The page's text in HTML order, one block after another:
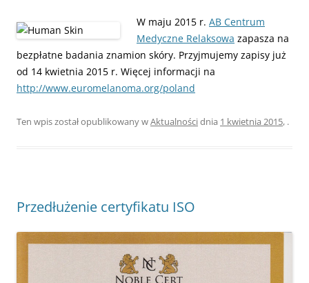
W maju 2015 r. AB Centrum
Medyczne Relaksowa zapasza na
bezpłatne badania znamion skóry. Przyjmujemy zapisy już
od 14 kwietnia 2015 r. Więcej informacji na
http://www.euromelanoma.org/poland
Ten wpis został opublikowany wAktualnościdnia 1 kwietnia 2015, .
Przedłużenie certyfikatu ISO